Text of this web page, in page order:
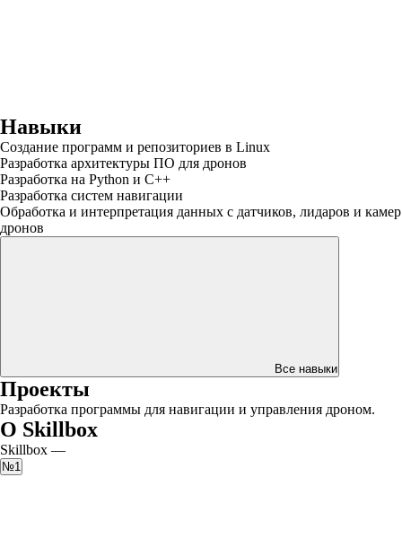
Навыки
Создание программ и репозиториев в Linux
Разработка архитектуры ПО для дронов
Разработка на Python и C++
Разработка систем навигации
Обработка и интерпретация данных с датчиков, лидаров и камер
дронов
Все навыки
Проекты
Разработка программы для навигации и управления дроном.
О Skillbox
Skillbox —
№1